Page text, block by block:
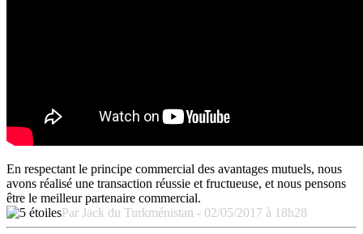
En respectant le principe commercial des avantages mutuels, nous
avons réalisé une transaction réussie et fructueuse, et nous pensons
être le meilleur partenaire commercial.
Par Jack du Turkménistan - 02/05/2017 à 18h28